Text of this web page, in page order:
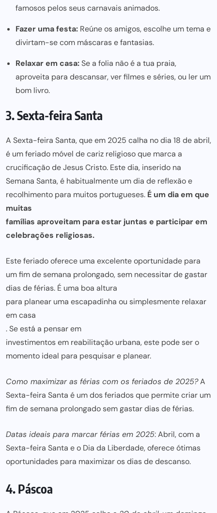
famosos pelos seus carnavais animados.
Fazer uma festa: Reúne os amigos, escolhe um tema e
divirtam-se com máscaras e fantasias.
Relaxar em casa:Se a folia não é a tua praia,
aproveita para descansar, ver filmes e séries, ou ler um
bom livro.
3. Sexta-feira Santa
A Sexta-feira Santa, que em 2025 calha no dia 18 de abril,
é um feriado móvel de cariz religioso que marca a
crucificação de Jesus Cristo. Este dia, inserido na
Semana Santa, é habitualmente um dia de reflexão e
recolhimento para muitos portugueses. É um dia em que
muitas
famílias aproveitam para estar juntas e participarem
celebrações religiosas.
Este feriado oferece uma excelente oportunidade para
um fim de semana prolongado, sem necessitar de gastar
dias de férias. É uma boa altura
para planear uma escapadinha ou simplesmente relaxar
em casa
. Se está a pensar em
investimentos em reabilitação urbana, este pode ser o
momento ideal para pesquisar e planear.
Como maximizar as férias com os feriados de 2025?A
Sexta-feira Santa é um dos feriados que permite criar um
fim de semana prolongado sem gastar dias de férias.
Datas ideais para marcar férias em 2025: Abril, com a
Sexta-feira Santa e o Dia da Liberdade, oferece ótimas
oportunidades para maximizar os dias de descanso.
4. Páscoa